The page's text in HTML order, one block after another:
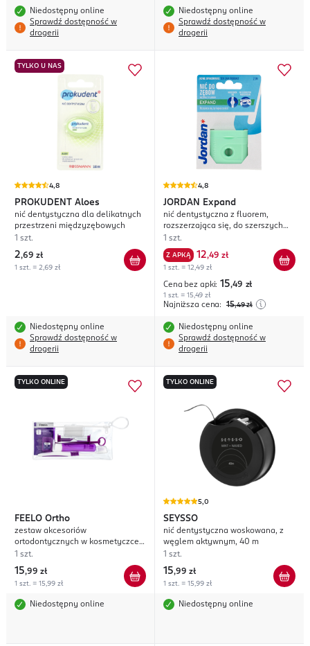
Niedostępny online
Sprawdź dostępność w
drogerii
Niedostępny online
Sprawdź dostępność w
drogerii
TYLKO U NAS
4,8
PROKUDENT Aloes
nić dentystyczna dla delikatnych
przestrzeni międzyzębowych
1 szt.
2,69 zł
1 szt. = 2,69 zł
Niedostępny online
Sprawdź dostępność w
drogerii
4,8
JORDAN Expand
nić dentystyczna z fluorem,
rozszerzająca się, do szerszych
przestrzeni, o smaku Miętowym,
dł. 25m
1 szt.
Z APKĄ 12,49 zł
1 szt. = 12,49 zł
Cena bez apki: 15,49 zł
1 szt. = 15,49 zł
Najniższa cena: 15,49 zł
Niedostępny online
Sprawdź dostępność w
drogerii
TYLKO ONLINE
FEELO Ortho
zestaw akcesoriów
ortodontycznych w kosmetyczce,
Fioletowy
1 szt.
15,99 zł
1 szt. = 15,99 zł
Niedostępny online
TYLKO ONLINE
5,0
SEYSSO
nić dentystyczna woskowana, z
węglem aktywnym, 40 m
1 szt.
15,99 zł
1 szt. = 15,99 zł
Niedostępny online